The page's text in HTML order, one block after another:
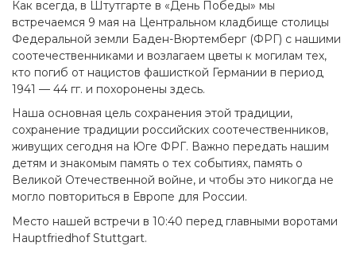
Как всегда, в Штутгарте в «День Победы» мы
встречаемся 9 мая на Центральном кладбище столицы
Федеральной земли Баден-Вюртемберг (ФРГ) с нашими
соотечественниками и возлагаем цветы к могилам тех,
кто погиб от нацистов фашисткой Германии в период
1941 — 44 гг. и похоронены здесь.
Наша основная цель сохранения этой традиции,
сохранение традиции российских соотечественников,
живущих сегодня на Юге ФРГ. Важно передать нашим
детям и знакомым память о тех событиях, память о
Великой Отечественной войне, и чтобы это никогда не
могло повториться в Европе для России.
Место нашей встречи в 10:40 перед главными воротами
Hauptfriedhof Stuttgart.